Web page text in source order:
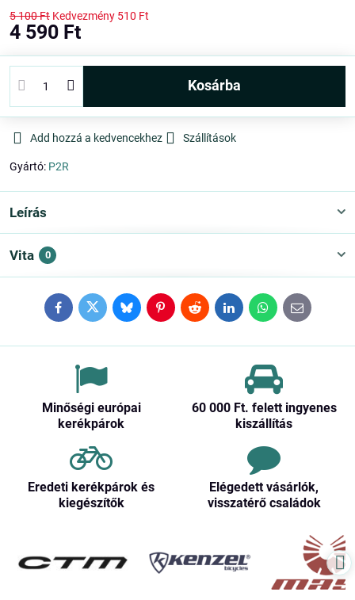
5 100 Ft Kedvezmény 510 Ft
4 590 Ft
kosárba
Add hozzá a kedvencekhez Szállítások
Gyártó: P2R
Leírás
Vita 0
FacebookTwitterBlueskyPinterestRedditLinkedInWhatsApp
E-
mail
Minőségi európai
kerékpárok
60 000 Ft​. felett ingyenes
kiszállítás
Eredeti kerékpárok és
kiegészítők
Elégedett vásárlók,
visszatérő családok